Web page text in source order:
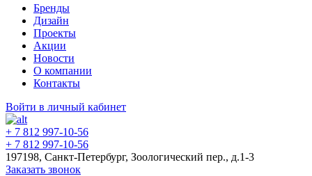
Бренды
Дизайн
Проекты
Акции
Новости
О компании
Контакты
Войти в личный кабинет
+ 7 812 997-10-56
+ 7 812 997-10-56
197198, Санкт-Петербург, Зоологический пер., д.1-3
Заказать звонок